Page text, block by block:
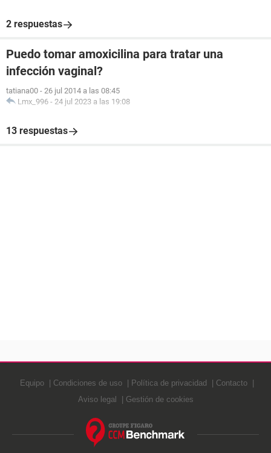
2 respuestas
Puedo tomar amoxicilina para tratar una
infección vaginal?
tatiana00 - 26 jul 2014 a las 08:45
Lmx_996 - 24 jul 2023 a las 19:08
13 respuestas
Equipo Condiciones de uso Política de privacidad
Contacto
Aviso legal
Gestión de cookies